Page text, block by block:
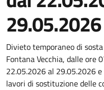
29.05.2026
Dettagli
Divieto temporaneo di
Fontana Vecchia, dalle ore
22.05.2026 al 29.05.2026
lavori di sostituzione delle